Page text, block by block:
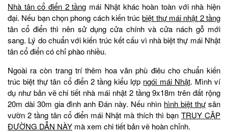
Nhà tân cổ điển 2 tầng mái Nhật khác hoàn toàn với nhà hiện
đại. Nếu bạn chọn phong cách kiến trúcbiệt thự mái nhật 2 tầng
tân cổ điển thì nên sử dụng cửa chính và cửa nách gỗ mới
sang. Lý do chuẩn với kiến trúc kết cấu vì nhà biệt thự mái Nhật
tân cổ điển có chỉ phào nhiều.
Ngoài ra còn trang trí thêm hoa văn phù điêu cho chuẩn kiến
trúc biệt thự tân cổ điển 2 tầng kiểu lợp ngói mái Nhật. Mình ví
dụ như bản vẽ chi tiết nhà mái nhật 2 tầng 9x18m trên đất rộng
20m dài 30m gia đình anh Đán này. Nếu nhìn hình biệt thự sân
vườn 2 tầng tân cổ điển mái Nhật mà thích thì bạn TRUY CẬP
ĐƯỜNG DẪN NÀY mà xem chi tiết bản vẽ hoàn chỉnh.